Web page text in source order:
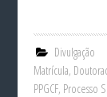
Divulgação
Matrícula,
PPGCF, Processo